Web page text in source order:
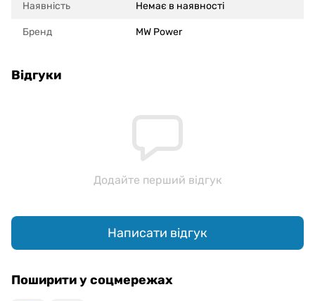
Наявність Немає в наявності
Бренд MW Power
Відгуки
Додайте перший відгук
Написати відгук
Поширити у соцмережах